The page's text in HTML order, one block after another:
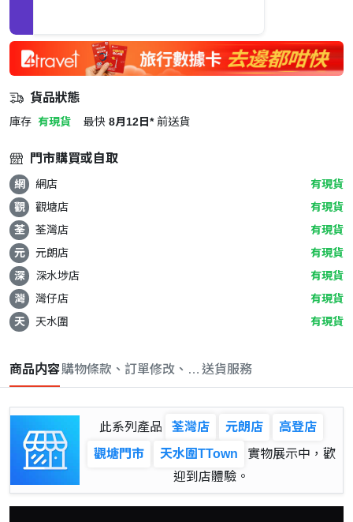
貨品狀態
庫存 有現貨 最快 8月12日* 前送貨
門市購買或自取
網 網店
有現貨
觀
觀塘店
有現貨
荃
荃灣店
有現貨
元
元朗店
有現貨
深
深水埗店
有現貨
灣
灣仔店
有現貨
天
天水圍 有現貨
商品内容購物條款、訂單修改、取消與退款政策
送貨服務
此系列產品 荃灣店 元朗店
高登店
觀塘門市
天水圍TTown
實物展示中，歡
迎到店體驗。